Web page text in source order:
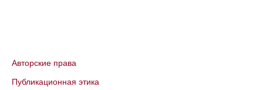
Авторские права
Публикационная этика